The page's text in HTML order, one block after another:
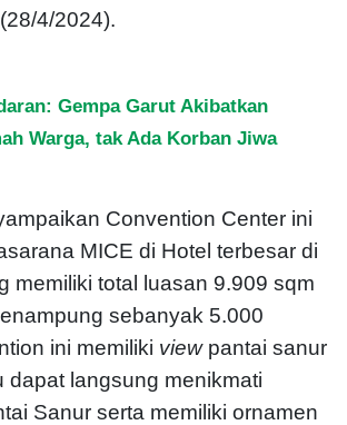
4/2024).
Gempa Garut Akibatkan
Warga, tak Ada Korban Jiwa
Convention Center ini
MICE di Hotel terbesar di
memiliki total luasan 9.909 sqm
sebanyak 5.000
ini memiliki viewpantai sanur
dapat langsung menikmati
Sanur serta memiliki ornamen